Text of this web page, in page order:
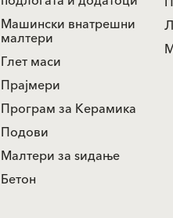
Машински внатрешни
малтери
Глет маси
Прајмери
Програм за Керамика
Подови
Mалтери за ѕидањe
Бетон